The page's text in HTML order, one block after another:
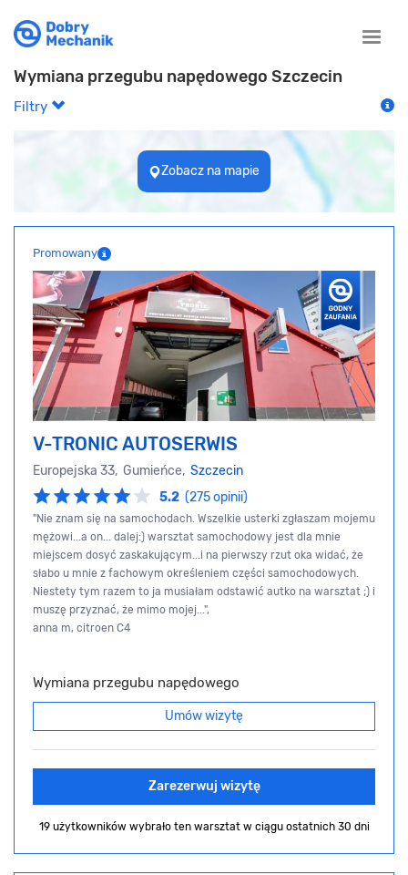
Toggle
Wymiana przegubu napędowego Szczecin
Filtry
Zobacz na mapie
Promowany
V-TRONIC AUTOSERWIS
Europejska 33, Gumieńce, Szczecin
5.2 (275 opinii)
"Nie znam się na samochodach. Wszelkie usterki zgłaszam mojemu
mężowi...a on... dalej:) warsztat samochodowy jest dla mnie
miejscem dosyć zaskakującym...i na pierwszy rzut oka widać, że
słabo u mnie z fachowym określeniem części samochodowych.
Niestety tym razem to ja musiałam odstawić autko na warsztat ;) i
muszę przyznać, że mimo mojej...",
anna m, citroen C4
Wymiana przegubu napędowego
Umów wizytę
Zarezerwuj wizytę
19 użytkowników wybrało ten warsztat w ciągu ostatnich 30 dni